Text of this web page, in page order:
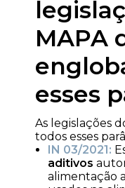
MAPA
esses
As legislações
todos esses
IN 03/2021:
aditivos
alimentação